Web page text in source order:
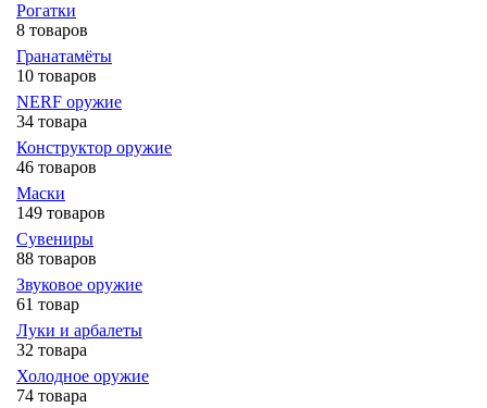
Рогатки
8 товаров
Гранатамёты
10 товаров
NERF оружие
34 товара
Конструктор оружие
46 товаров
Маски
149 товаров
Сувениры
88 товаров
Звуковое оружие
61 товар
Луки и арбалеты
32 товара
Холодное оружие
74 товара